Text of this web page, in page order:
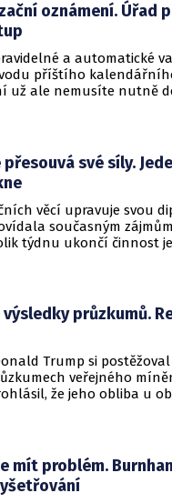
oznámení. Úřad
a automatické
příštího
už ale nemusíte nutně
své síly.
věcí upravuje svou
současným
týdnu ukončí činnost
výsledky průzkumů.
Trump si
veřejného
že jeho obliba u
mít problém.